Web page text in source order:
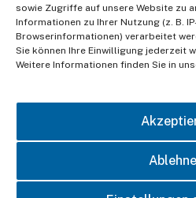
sowie Zugriffe auf unsere Website zu
Informationen zu Ihrer Nutzung (z. B.
Browserinformationen) verarbeitet
Sie können Ihre Einwilligung jederzeit
Weitere Informationen finden Sie in
Datenschutz
Impressum
Kontakt